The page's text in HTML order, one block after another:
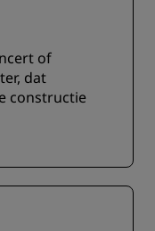
of
dat
constructie